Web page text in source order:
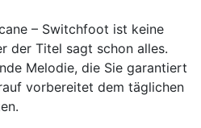
– Switchfoot ist keine
der Titel sagt schon alles.
Melodie, die Sie garantiert
vorbereitet dem täglichen